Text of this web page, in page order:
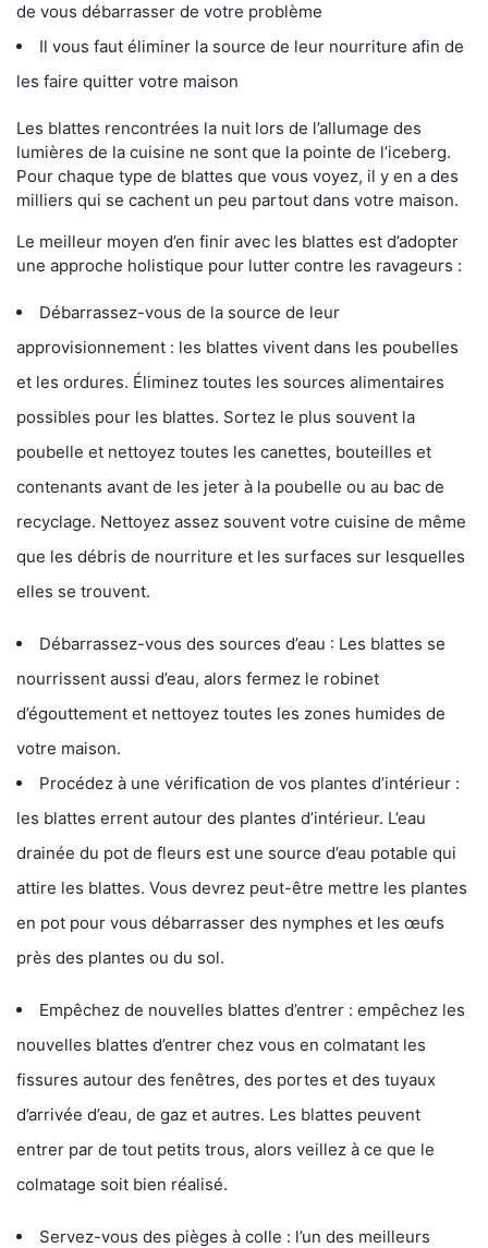
de vous débarrasser de votre problème
Il vous faut éliminer la source de leur nourriture afin de
les faire quitter votre maison
Les blattes rencontrées la nuit lors de l’allumage des
lumières de la cuisine ne sont que la pointe de l’iceberg.
Pour chaque type de blattes que vous voyez, il y en a des
milliers qui se cachent un peu partout dans votre maison.
Le meilleur moyen d’en finir avec les blattes est d’adopter
une approche holistique pour lutter contre les ravageurs :
Débarrassez-vous de la source de leur
approvisionnement : les blattes vivent dans les poubelles
et les ordures. Éliminez toutes les sources alimentaires
possibles pour les blattes. Sortez le plus souvent la
poubelle et nettoyez toutes les canettes, bouteilles et
contenants avant de les jeter à la poubelle ou au bac de
recyclage. Nettoyez assez souvent votre cuisine de même
que les débris de nourriture et les surfaces sur lesquelles
elles se trouvent.
Débarrassez-vous des sources d’eau : Les blattes se
nourrissent aussi d’eau, alors fermez le robinet
d’égouttement et nettoyez toutes les zones humides de
votre maison.
Procédez à une vérification de vos plantes d’intérieur :
les blattes errent autour des plantes d’intérieur. L’eau
drainée du pot de fleurs est une source d’eau potable qui
attire les blattes. Vous devrez peut-être mettre les plantes
en pot pour vous débarrasser des nymphes et les œufs
près des plantes ou du sol.
Empêchez de nouvelles blattes d’entrer : empêchez les
nouvelles blattes d’entrer chez vous en colmatant les
fissures autour des fenêtres, des portes et des tuyaux
d’arrivée d’eau, de gaz et autres. Les blattes peuvent
entrer par de tout petits trous, alors veillez à ce que le
colmatage soit bien réalisé.
Servez-vous des pièges à colle : l’un des meilleurs